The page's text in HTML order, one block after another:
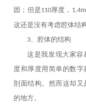
固；但是110厚度，
这还是没有考虑腔体结
3 、腔体的结构
这是我发现大家容
度和厚度用简单的数
剖面结构。然而这却
的地方。